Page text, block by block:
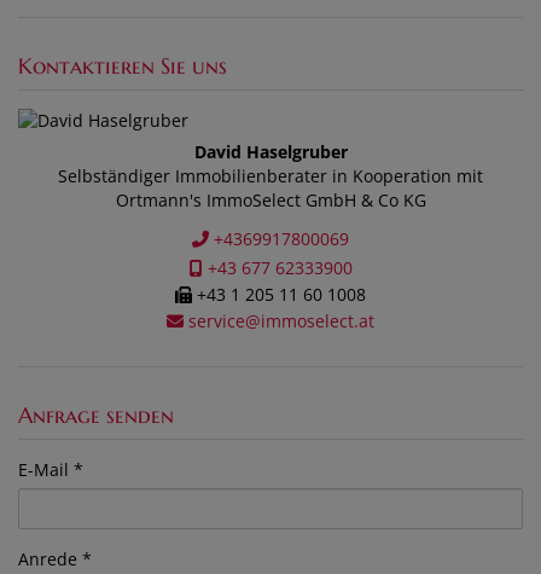
Kontaktieren Sie uns
David Haselgruber
Selbständiger Immobilienberater in Kooperation mit
Ortmann's ImmoSelect GmbH & Co KG
+4369917800069
+43 677 62333900
+43 1 205 11 60 1008
service@immoselect.at
Anfrage senden
E-Mail
Anrede